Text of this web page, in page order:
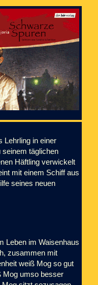
Lehrling in einer
seinem täglichen
Häftling verwickelt
mit einem Schiff aus
seines neuen
Leben im Waisenhaus
zusammen mit
weiß Mog so gut
Mog umso besser